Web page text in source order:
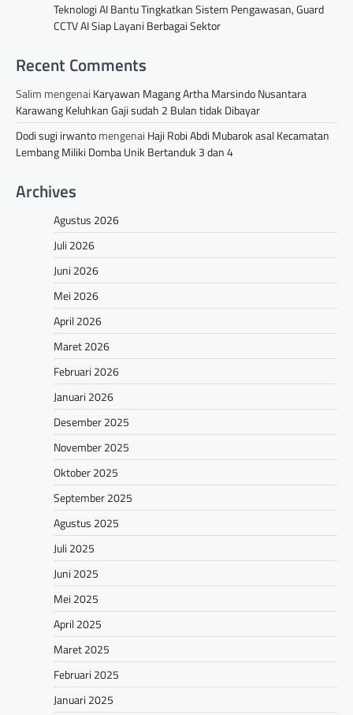
Teknologi AI Bantu Tingkatkan Sistem Pengawasan, Guard
CCTV AI Siap Layani Berbagai Sektor
Recent Comments
Salim mengenai Karyawan Magang Artha Marsindo Nusantara
Karawang Keluhkan Gaji sudah 2 Bulan tidak Dibayar
Dodi sugi irwantomengenai Haji Robi Abdi Mubarok asal Kecamatan
Lembang Miliki Domba Unik Bertanduk 3 dan 4
Archives
Agustus 2026
Juli 2026
Juni 2026
Mei 2026
April 2026
Maret 2026
Februari 2026
Januari 2026
Desember 2025
November 2025
Oktober 2025
September 2025
Agustus 2025
Juli 2025
Juni 2025
Mei 2025
April 2025
Maret 2025
Februari 2025
Januari 2025